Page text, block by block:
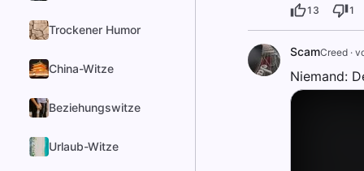
Trockener Humor
China-Witze
Beziehungswitze
Urlaub-Witze
13 1
ScamCreed·
Niemand: